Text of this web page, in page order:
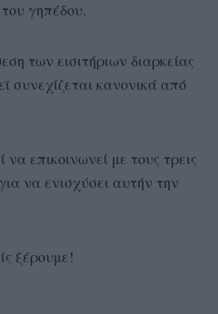
γηπέδου.
των εισιτήριων διαρκείας
συνεχίζεται κανονικά από
να επικοινωνεί με τους τρεις
να ενισχύσει αυτήν την
ξέρουμε!